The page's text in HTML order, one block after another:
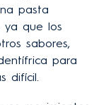
pasta
ya que los
sabores,
para
difícil.